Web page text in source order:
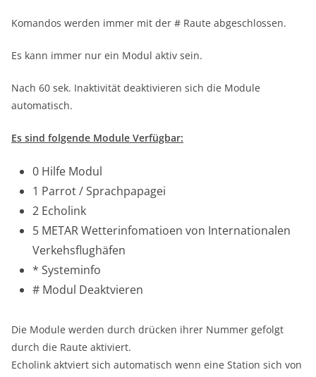
Komandos werden immer mit der # Raute abgeschlossen.
Es kann immer nur ein Modul aktiv sein.
Nach 60 sek. Inaktivität deaktivieren sich die Module
automatisch.
Es sind folgende Module Verfügbar:
0 Hilfe Modul
1 Parrot / Sprachpapagei
2 Echolink
5 METAR Wetterinfomatioen von Internationalen
Verkehsflughäfen
* Systeminfo
# Modul Deaktvieren
Die Module werden durch drücken ihrer Nummer gefolgt
durch die Raute aktiviert.
Echolink aktviert sich automatisch wenn eine Station sich von